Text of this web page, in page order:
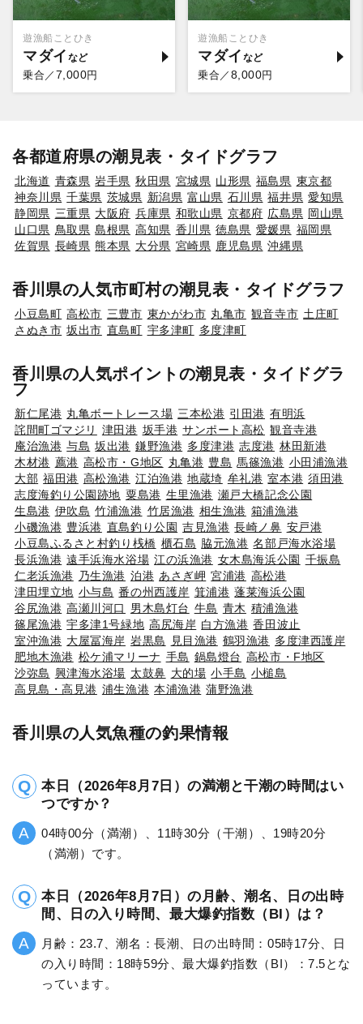
遊漁船ことひき
マダイ
乗合／ 7,000円
遊漁船ことひき
マダイ
乗合／ 8,000円
各都道府県の潮見表・タイドグラフ
北海道 青森県 岩手県 秋田県 宮城県 山形県 福島県 東京都
神奈川県 千葉県 茨城県 新潟県 富山県 石川県 福井県 愛知県
静岡県 三重県 大阪府 兵庫県 和歌山県 京都府 広島県 岡山県
山口県 鳥取県 島根県 高知県 香川県 徳島県 愛媛県 福岡県
佐賀県 長崎県 熊本県 大分県 宮崎県 鹿児島県 沖縄県
香川県の人気市町村の潮見表・タイドグラフ
小豆島町 高松市 三豊市 東かがわ市 丸亀市 観音寺市 土庄町
さぬき市 坂出市 直島町 宇多津町 多度津町
香川県の人気ポイントの潮見表・タイドグラ
フ
新仁尾港 丸亀ボートレース場 三本松港 引田港 有明浜
詫間町ゴマジリ
津田港 坂手港 サンポート高松 観音寺港
庵治漁港 与島 坂出港 鎌野漁港 多度津港 志度港 林田新港
木材港 薦港 高松市・G地区 丸亀港 豊島 馬篠漁港 小田浦漁港
大部 福田港 高松漁港 江泊漁港 地蔵埼 牟礼港 室本港 須田港
志度海釣り公園跡地 粟島港 生里漁港 瀬戸大橋記念公園
生島港 伊吹島 竹浦漁港 竹居漁港 相生漁港 箱浦漁港
小磯漁港 豊浜港 直島釣り公園 吉見漁港 長崎ノ鼻 安戸港
小豆島ふるさと村釣り桟橋 櫃石島 脇元漁港 名部戸海水浴場
長浜漁港 遠手浜海水浴場 江の浜漁港 女木島海浜公園 千振島
仁老浜漁港 乃生漁港 泊港 あさぎ岬 宮浦港 高松港
津田埋立地 小与島 番の州西護岸 箕浦港 蓬莱海浜公園
谷尻漁港 高瀬川河口 男木島灯台 牛島 青木 積浦漁港
篠尾漁港 宇多津1号緑地 高尻海岸 白方漁港 香田波止
室沖漁港 大屋冨海岸 岩黒島 見目漁港 鶴羽漁港 多度津西護岸
肥地木漁港 松ケ浦マリーナ 手島 鍋島燈台 高松市・F地区
沙弥島 興津海水浴場 太鼓鼻 大的場 小手島 小槌島
高見島・高見港 浦生漁港 本浦漁港 蒲野漁港
香川県の人気魚種の釣果情報
本日（2026年8月7日）の満潮と干潮の時間はい
つですか？
04時00分（満潮）、11時30分（干潮）、19時20分
（満潮）です。
本日（2026年8月7日）の月齢、潮名、日の出時
間、日の入り時間、最大爆釣指数（BI）は？
月齢：23.7、潮名：長潮、日の出時間：05時17分、日
の入り時間：18時59分、最大爆釣指数（BI）：7.5とな
っています。